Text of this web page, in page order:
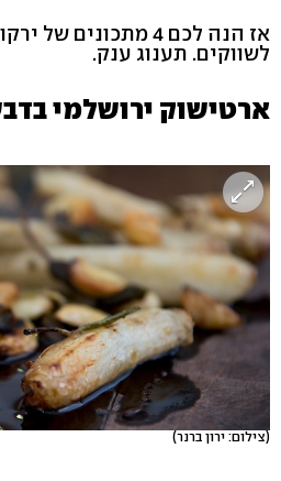
אז הנה לכם 4 מתכונים
לשווקים. תענוג ענק.
ארטישוק ירושלמי
(צילום: ירון ברנר)